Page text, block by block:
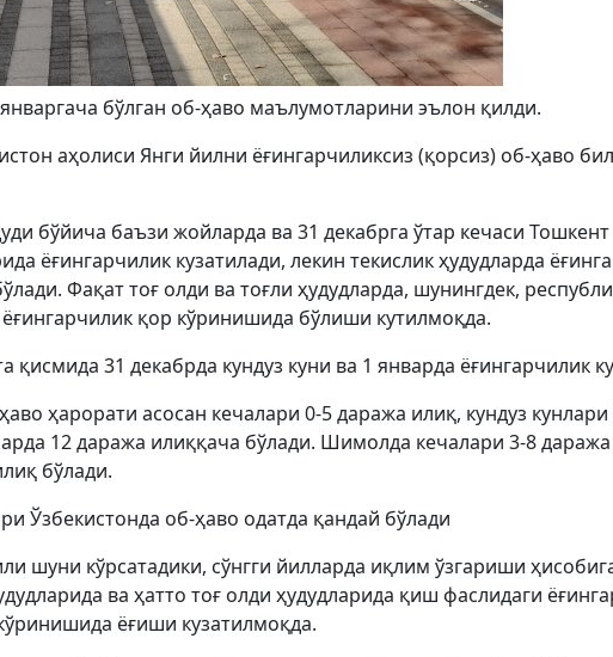
бўлган об-ҳаво маълумотларини эълон қилди.
аҳолиси Янги йилни ёғингарчиликсиз (қорсиз) об-ҳаво
бўйича баъзи жойларда ва 31 декабрга ўтар кечаси Тошкент
ёғингарчилик кузатилади, лекин текислик ҳудудларда
Фақат тоғ олди ва тоғли ҳудудларда, шунингдек,
қор кўринишида бўлиши кутилмоқда.
қисмида 31 декабрда кундуз куни ва 1 январда ёғингарчилик
ҳарорати асосан кечалари 0-5 даража илиқ, кундуз
12 даража илиққача бўлади. Шимолда кечалари 3-8 даража
бўлади.
Ўзбекистонда об-ҳаво одатда қандай бўлади
шуни кўрсатадики, сўнгги йилларда иқлим ўзгариши
ва ҳатто тоғ олди ҳудудларида қиш фаслидаги
ёғиши кузатилмоқда.